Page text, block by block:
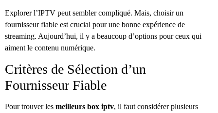
Explorer l’IPTV peut sembler compliqué. Mais, choisir un
fournisseur fiable est crucial pour une bonne expérience de
streaming. Aujourd’hui, il y a beaucoup d’options pour ceux qui
aiment le contenu numérique.
Critères de Sélection d’un
Fournisseur Fiable
Pour trouver les meilleurs box iptv, il faut considérer plusieurs